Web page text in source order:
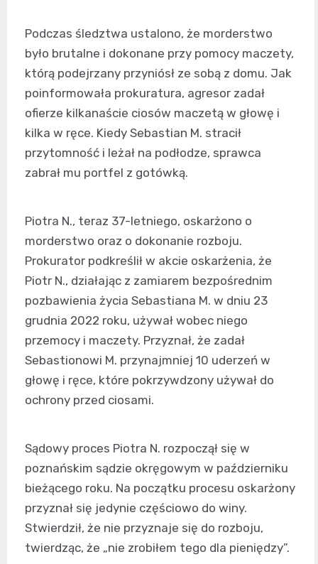
Podczas śledztwa ustalono, że morderstwo
było brutalne i dokonane przy pomocy maczety,
którą podejrzany przyniósł ze sobą z domu. Jak
poinformowała prokuratura, agresor zadał
ofierze kilkanaście ciosów maczetą w głowę i
kilka w ręce. Kiedy Sebastian M. stracił
przytomność i leżał na podłodze, sprawca
zabrał mu portfel z gotówką.
Piotra N., teraz 37-letniego, oskarżono o
morderstwo oraz o dokonanie rozboju.
Prokurator podkreślił w akcie oskarżenia, że
Piotr N., działając z zamiarem bezpośrednim
pozbawienia życia Sebastiana M. w dniu 23
grudnia 2022 roku, używał wobec niego
przemocy i maczety. Przyznał, że zadał
Sebastionowi M. przynajmniej 10 uderzeń w
głowę i ręce, które pokrzywdzony używał do
ochrony przed ciosami.
Sądowy proces Piotra N. rozpoczął się w
poznańskim sądzie okręgowym w październiku
bieżącego roku. Na początku procesu oskarżony
przyznał się jedynie częściowo do winy.
Stwierdził, że nie przyznaje się do rozboju,
twierdząc, że „nie zrobiłem tego dla pieniędzy”.